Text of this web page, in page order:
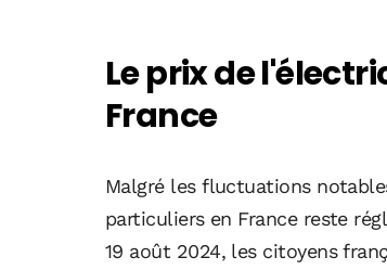
Le prix de
France
Malgré les fluctuations
particuliers en France reste
19 août 2024, les citoyens